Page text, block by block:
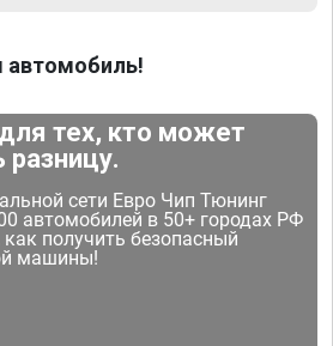
автомобиль!
тех, кто может
разницу.
сети Евро Чип Тюнинг
автомобилей в 50+ городах РФ
получить безопасный
машины!